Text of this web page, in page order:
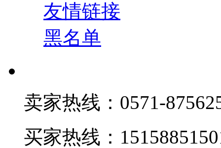
友情链接
黑名单
卖家热线：0571-
买家热线：